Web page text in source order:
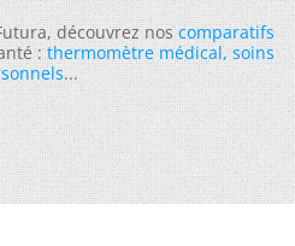
découvrez noscomparatifs
:thermomètre médical,soins
...